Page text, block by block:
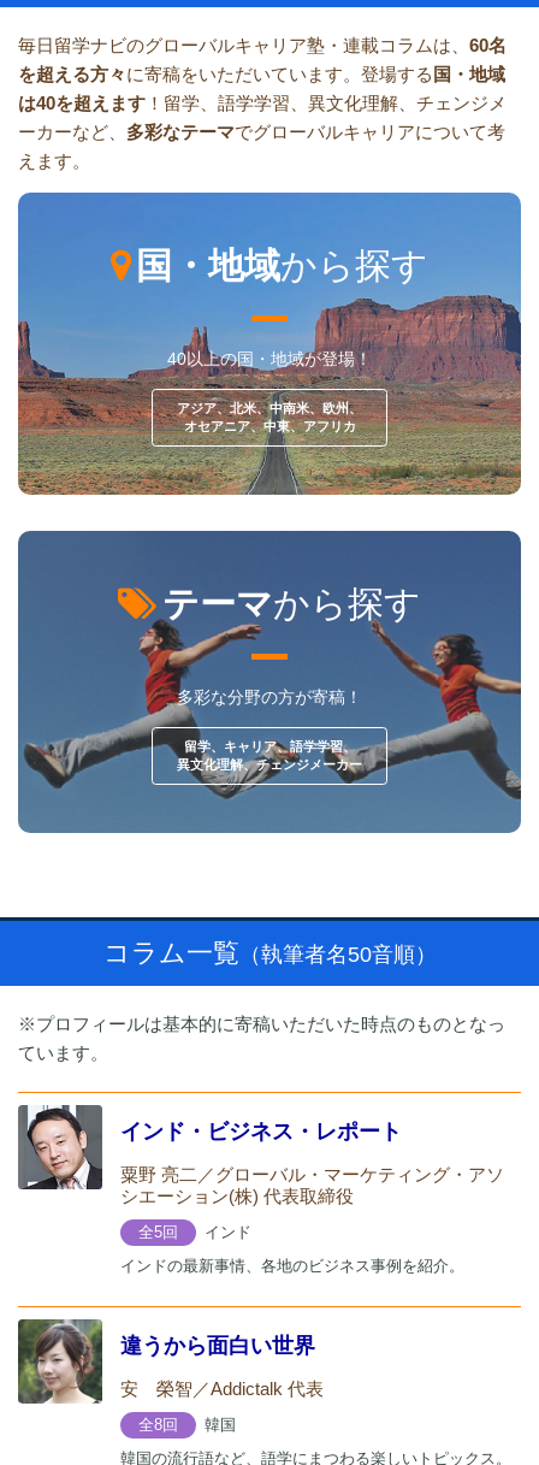
毎日留学ナビのグローバルキャリア塾・連載コラムは、 60名
を超える方々に寄稿をいただいています。登場する 国・地域
は40を超えます ！留学、語学学習、異文化理解、チェンジメ
ーカーなど、 多彩なテーマでグローバルキャリアについて考
えます。
国・地域から探す
40以上の国・地域が登場！
アジア、北米、中南米、欧州、
オセアニア、中東、アフリカ
テーマから探す
多彩な分野の方が寄稿！
留学、キャリア、語学学習、
異文化理解、チェンジメーカー
コラム一覧 （執筆者名50音順）
※プロフィールは基本的に寄稿いただいた時点のものとなっ
ています。
インド・ビジネス・レポート
粟野 亮二／グローバル・マーケティング・アソ
シエーション(株) 代表取締役
全5回
インド
インドの最新事情、各地のビジネス事例を紹介。
違うから面白い世界
安 榮智／Addictalk 代表
全8回
韓国
韓国の流行語など、語学にまつわる楽しいトピックス。